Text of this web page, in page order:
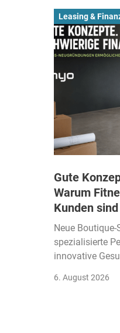
Leasing &
Gute
Warum
Kunden sind
Neue
spezialisierte
innovative
6. August 2026